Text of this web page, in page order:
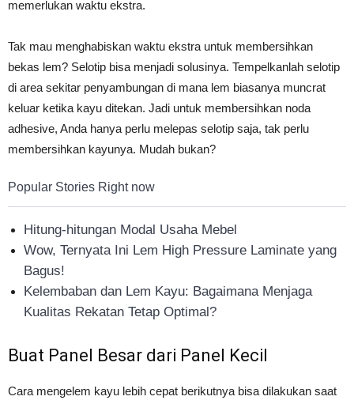
memerlukan waktu ekstra.
Tak mau menghabiskan waktu ekstra untuk membersihkan
bekas lem? Selotip bisa menjadi solusinya. Tempelkanlah selotip
di area sekitar penyambungan di mana lem biasanya muncrat
keluar ketika kayu ditekan. Jadi untuk membersihkan noda
adhesive, Anda hanya perlu melepas selotip saja, tak perlu
membersihkan kayunya. Mudah bukan?
Popular Stories Right now
Hitung-hitungan Modal Usaha Mebel
Wow, Ternyata Ini Lem High Pressure Laminate yang
Bagus!
Kelembaban dan Lem Kayu: Bagaimana Menjaga
Kualitas Rekatan Tetap Optimal?
Buat Panel Besar dari Panel Kecil
Cara mengelem kayu lebih cepat berikutnya bisa dilakukan saat